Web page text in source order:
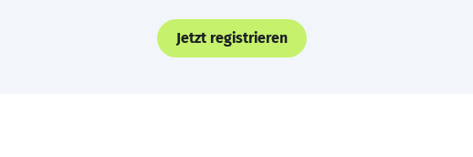
Jetzt registrieren